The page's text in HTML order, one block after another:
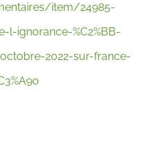
item/24985-
l-ignorance-%C2%BB-
2022-sur-france-